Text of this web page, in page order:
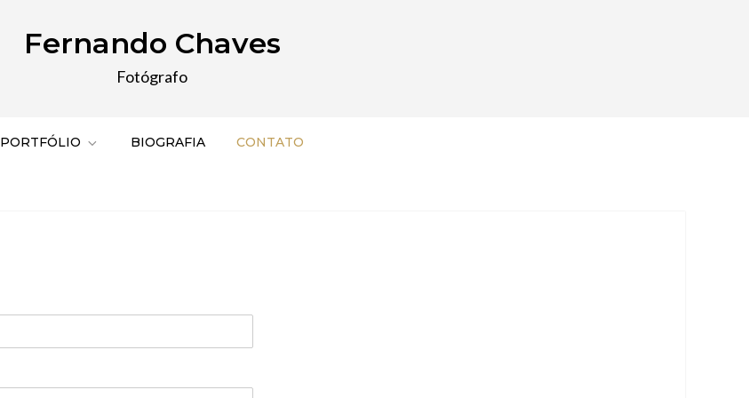
Fernando Chaves
Fotógrafo
PORTFÓLIO BIOGRAFIA CONTATO